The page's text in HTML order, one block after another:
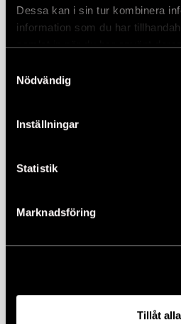
Dessa kan i sin tur kombinera
information som du har
samlat in när du har använt
Nödvändig
Inställningar
Statistik
Marknadsföring
Tillåt alla